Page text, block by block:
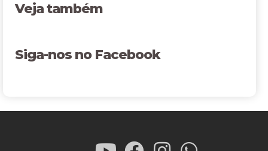
Veja também
Siga-nos no Facebook